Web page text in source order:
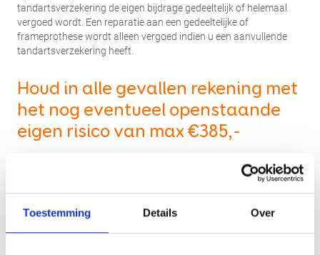
Toestemming Details Over
tandartsverzekering de eigen bijdrage gedeeltelijk of helemaal
vergoed wordt. Een reparatie aan een gedeeltelijke of
frameprothese wordt alleen vergoed indien u een aanvullende
tandartsverzekering heeft.
Houd in alle gevallen rekening met
het nog eventueel openstaande
eigen risico van max €385,-
In de meeste gevallen kan uw behandeling door ons rechtstreeks
bij uw zorgverzekeraar worden gedeclareerd. Kosten die voor uw